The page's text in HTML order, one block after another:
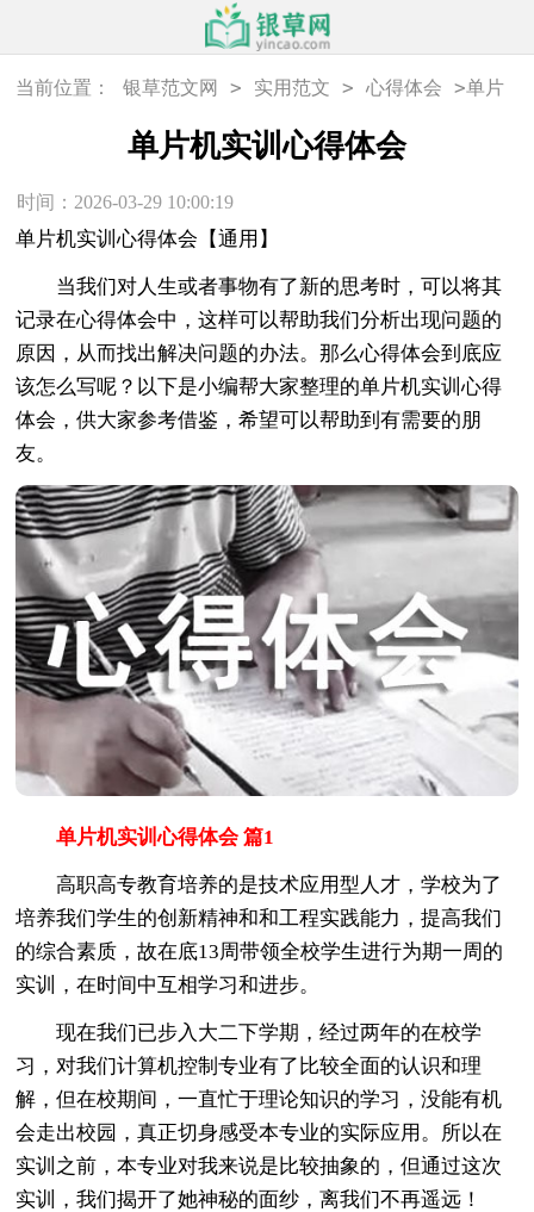
当前位置： 银草范文网 > 实用范文 > 心得体会 >单片
机实训心得体会
单片机实训心得体会
时间：2026-03-29 10:00:19
单片机实训心得体会【通用】
当我们对人生或者事物有了新的思考时，可以将其
记录在心得体会中，这样可以帮助我们分析出现问题的
原因，从而找出解决问题的办法。那么心得体会到底应
该怎么写呢？以下是小编帮大家整理的单片机实训心得
体会，供大家参考借鉴，希望可以帮助到有需要的朋
友。
单片机实训心得体会 篇1
高职高专教育培养的是技术应用型人才，学校为了
培养我们学生的创新精神和和工程实践能力，提高我们
的综合素质，故在底13周带领全校学生进行为期一周的
实训，在时间中互相学习和进步。
现在我们已步入大二下学期，经过两年的在校学
习，对我们计算机控制专业有了比较全面的认识和理
解，但在校期间，一直忙于理论知识的学习，没能有机
会走出校园，真正切身感受本专业的实际应用。所以在
实训之前，本专业对我来说是比较抽象的，但通过这次
实训，我们揭开了她神秘的面纱，离我们不再遥远！